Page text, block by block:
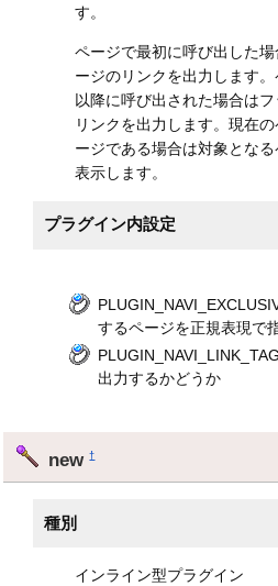
す。
ページで最初に呼び出した
ージのリンクを出力します
以降に呼び出された場合は
リンクを出力します。現在
ージである場合は対象とな
表示します。
プラグイン内設定
するページを正規表現で
出力するかどうか
new†
種別
インライン型プラグイン